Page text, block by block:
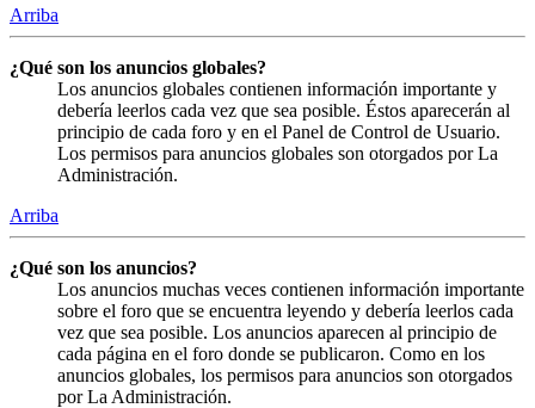
Arriba
¿Qué son los anuncios globales?
Los anuncios globales contienen información importante y
debería leerlos cada vez que sea posible. Éstos aparecerán al
principio de cada foro y en el Panel de Control de Usuario.
Los permisos para anuncios globales son otorgados por La
Administración.
Arriba
¿Qué son los anuncios?
Los anuncios muchas veces contienen información importante
sobre el foro que se encuentra leyendo y debería leerlos cada
vez que sea posible. Los anuncios aparecen al principio de
cada página en el foro donde se publicaron. Como en los
anuncios globales, los permisos para anuncios son otorgados
por La Administración.